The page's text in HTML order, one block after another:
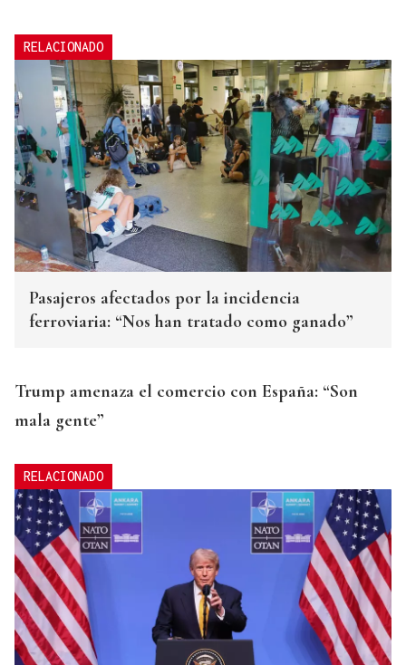
RELACIONADO
Pasajeros afectados por la incidencia
ferroviaria: “Nos han tratado como ganado”
Trump amenaza el comercio con España: “Son
mala gente”
RELACIONADO